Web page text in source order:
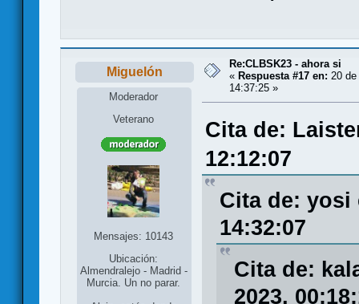
Miguelón
Moderador
Veterano
Mensajes: 10143
Ubicación:
Almendralejo - Madrid -
Murcia. Un no parar.
Re:CLBSK23 - ahora si
« Respuesta #17 en: 20
14:37:25 »
Cita de:
12:12:07
Cita de: yosi
14:32:07
Cita de:
2023,